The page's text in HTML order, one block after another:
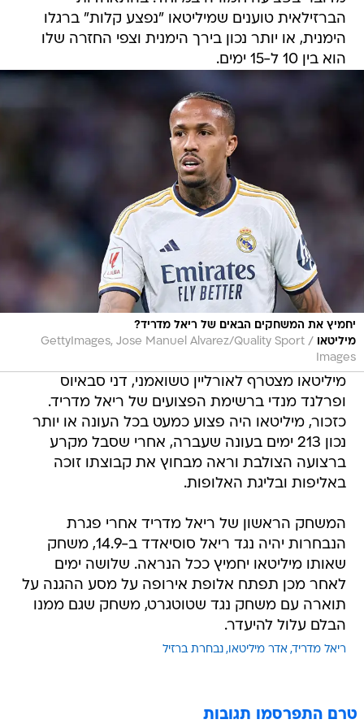
הברזילאית טוענים שמיליטאו "נפצע קלות" ברגלו
הימנית, או יותר נכון בירך הימנית וצפי החזרה שלו
הוא בין 10 ל-15 ימים.
יחמיץ את המשחקים הבאים של ריאל מדריד?
מיליטאו
/
GettyImages, Jose Manuel Alvarez/Quality Sport
Images
מיליטאו מצטרף לאורליין טשואמני, דני סבאיוס
ופרלנד מנדי ברשימת הפצועים של ריאל מדריד.
כזכור, מיליטאו היה פצוע כמעט בכל העונה או יותר
נכון 213 ימים בעונה שעברה, אחרי שסבל מקרע
ברצועה הצולבת וראה מבחוץ את קבוצתו זוכה
באליפות ובליגת האלופות.
המשחק הראשון של ריאל מדריד אחרי פגרת
הנבחרות יהיה נגד ריאל סוסיאדד ב-14.9, משחק
שאותו מיליטאו יחמיץ ככל הנראה. שלושה ימים
לאחר מכן תפתח אלופת אירופה על מסע ההגנה על
תוארה עם משחק נגד שטוטגרט, משחק שגם ממנו
הבלם עלול להיעדר.
ריאל מדריד אדר מיליטאו נבחרת ברזיל
טרם התפרסמו תגובות